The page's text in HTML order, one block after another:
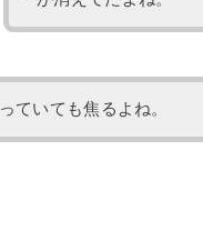
ていても焦るよね。